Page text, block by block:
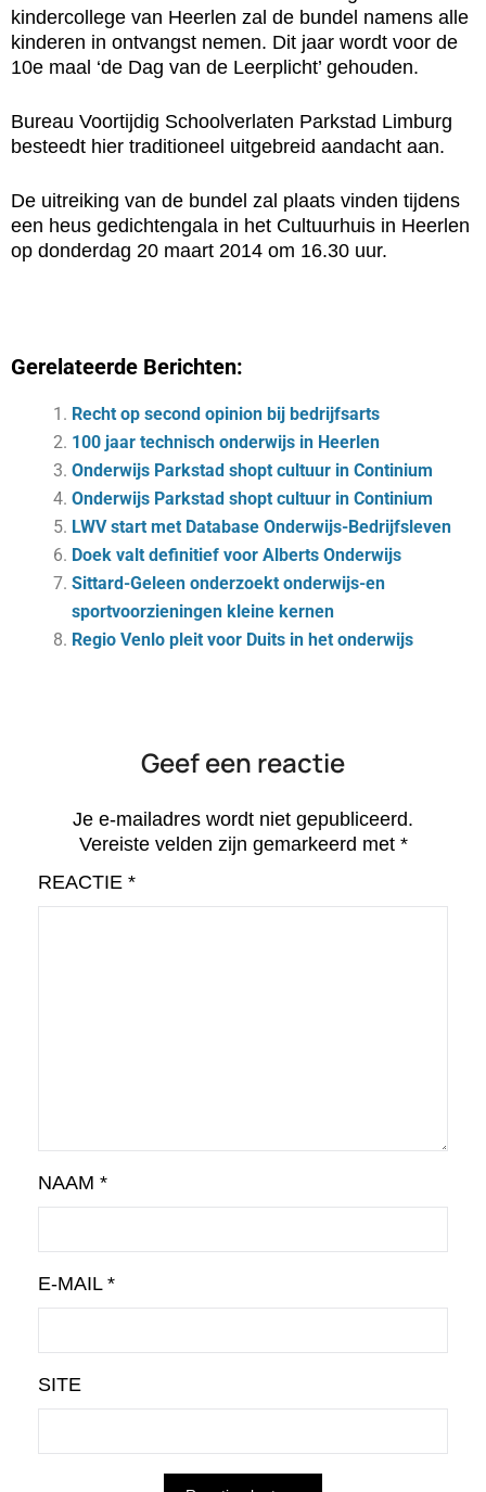
kindercollege van Heerlen zal de bundel namens alle
kinderen in ontvangst nemen. Dit jaar wordt voor de
10e maal ‘de Dag van de Leerplicht’ gehouden.
Bureau Voortijdig Schoolverlaten Parkstad Limburg
besteedt hier traditioneel uitgebreid aandacht aan.
De uitreiking van de bundel zal plaats vinden tijdens
een heus gedichtengala in het Cultuurhuis in Heerlen
op donderdag 20 maart 2014 om 16.30 uur.
Gerelateerde Berichten:
Recht op second opinion bij bedrijfsarts
100 jaar technisch onderwijs in Heerlen
Onderwijs Parkstad shopt cultuur in Continium
Onderwijs Parkstad shopt cultuur in Continium
LWV start met Database Onderwijs-Bedrijfsleven
Doek valt definitief voor Alberts Onderwijs
Sittard-Geleen onderzoekt onderwijs-en
sportvoorzieningen kleine kernen
Regio Venlo pleit voor Duits in het onderwijs
Geef een reactie
Je e-mailadres wordt niet gepubliceerd.
Vereiste velden zijn gemarkeerd met *
REACTIE *
NAAM *
E-MAIL *
SITE